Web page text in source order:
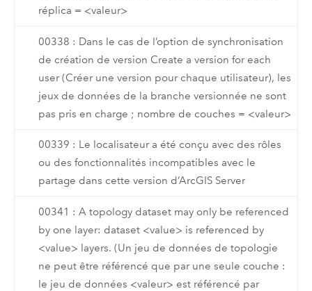
réplica = <valeur>
00338 : Dans le cas de l’option de synchronisation
de création de version Create a version for each
user (Créer une version pour chaque utilisateur), les
jeux de données de la branche versionnée ne sont
pas pris en charge ; nombre de couches = <valeur>
00339 : Le localisateur a été conçu avec des rôles
ou des fonctionnalités incompatibles avec le
partage dans cette version d’ArcGIS Server
00341 : A topology dataset may only be referenced
by one layer: dataset <value> is referenced by
<value> layers. (Un jeu de données de topologie
ne peut être référencé que par une seule couche :
le jeu de données <valeur> est référencé par